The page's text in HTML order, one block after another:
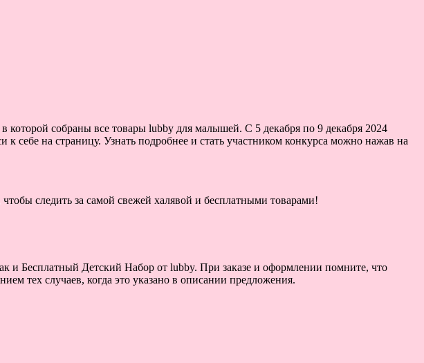
собраны все товары lubby для малышей. С 5 декабря по 9 декабря 2024
себе на страницу. Узнать подробнее и стать участником конкурса можно нажав на
чтобы следить за самой свежей халявой и бесплатными товарами!
и Бесплатный Детский Набор от lubby. При заказе и оформлении помните, что
тех случаев, когда это указано в описании предложения.